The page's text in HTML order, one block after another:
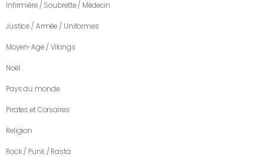
Infirmière / Soubrette / Médecin
Justice / Armée / Uniformes
Moyen-Age / Vikings
Noël
Pays du monde
Pirates et Corsaires
Religion
Rock / Punk / Rasta